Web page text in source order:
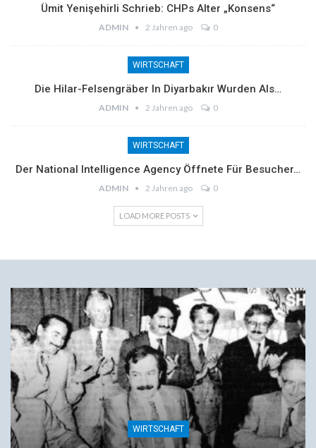
Ümit Yenişehirli Schrieb: CHPs Alter „Konsens“
ADMIN 2 Jahren ago 0
WIRTSCHAFT
Die Hilar-Felsengräber In Diyarbakır Wurden Als…
ADMIN 2 Jahren ago 0
WIRTSCHAFT
Der National Intelligence Agency Öffnete Für Besucher…
ADMIN 2 Jahren ago 0
LOAD MORE POSTS
WIRTSCHAFT